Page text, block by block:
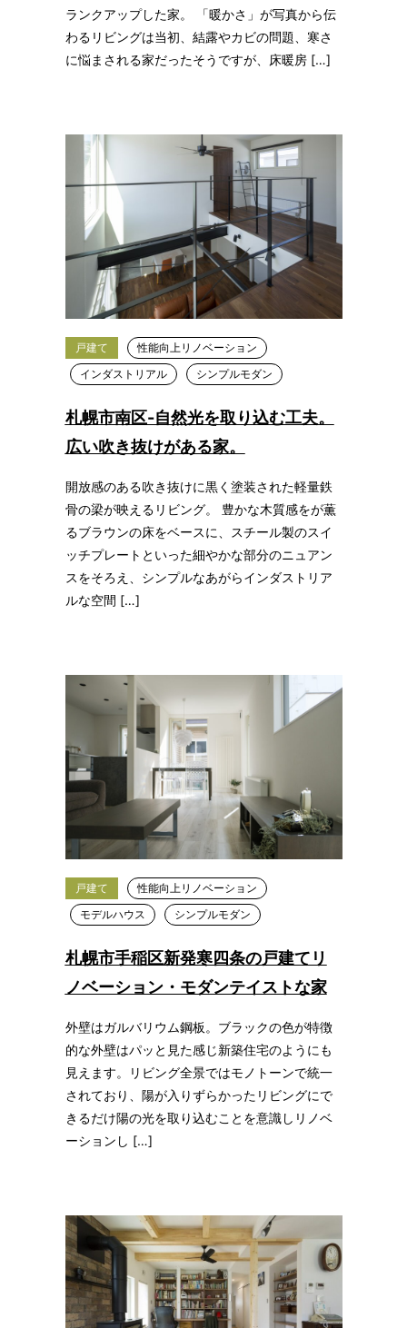
ランクアップした家。 「暖かさ」が写真から伝
わるリビングは当初、結露やカビの問題、寒さ
に悩まされる家だったそうですが、床暖房 […]
戸建て
性能向上リノベーション
インダストリアル
シンプルモダン
札幌市南区-自然光を取り込む工夫。
広い吹き抜けがある家。
開放感のある吹き抜けに黒く塗装された軽量鉄
骨の梁が映えるリビング。 豊かな木質感をが薫
るブラウンの床をベースに、スチール製のスイ
ッチプレートといった細やかな部分のニュアン
スをそろえ、シンプルなあがらインダストリア
ルな空間 […]
戸建て
性能向上リノベーション
モデルハウス
シンプルモダン
札幌市手稲区新発寒四条の戸建てリ
ノベーション・モダンテイストな家
外壁はガルバリウム鋼板。ブラックの色が特徴
的な外壁はパッと見た感じ新築住宅のようにも
見えます。リビング全景ではモノトーンで統一
されており、陽が入りずらかったリビングにで
きるだけ陽の光を取り込むことを意識しリノベ
ーションし […]